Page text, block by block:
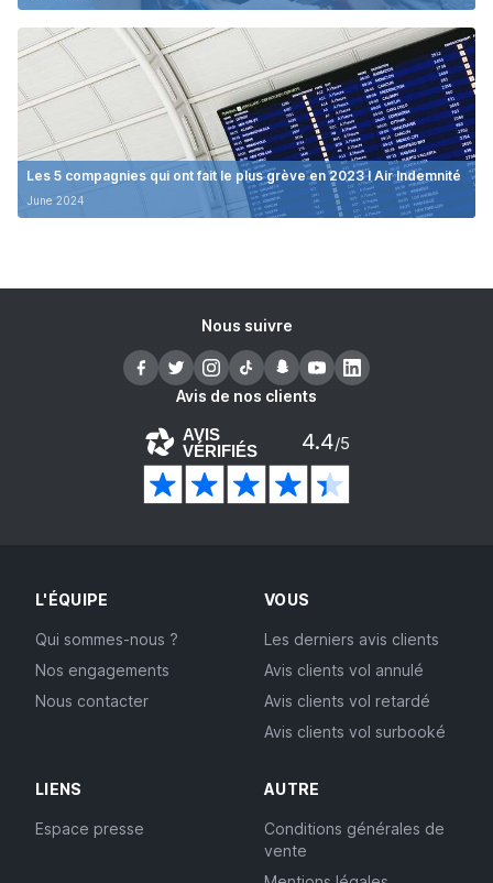
Les 5 compagnies qui ont fait le plus grève en 2023 I Air Indemnité
June 2024
Nous suivre
Avis de nos clients
AVIS
VÉRIFIÉS 4.4/5
L'ÉQUIPE
Qui sommes-nous ?
Nos engagements
Nous contacter
VOUS
Les derniers avis clients
Avis clients vol annulé
Avis clients vol retardé
Avis clients vol surbooké
LIENS
Espace presse
AUTRE
Conditions générales de
vente